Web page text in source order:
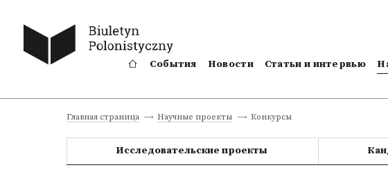
События Новости Статьи и интервью
Главная страница Научные проекты Конкурсы
Исследовательские проекты